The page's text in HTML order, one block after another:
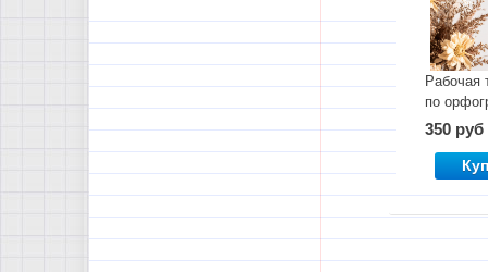
Рабочая
по
класс
350 руб